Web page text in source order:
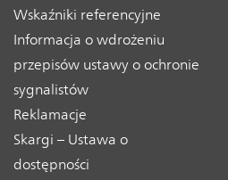
Wskaźniki referencyjne
Informacja o wdrożeniu
przepisów ustawy o ochronie
sygnalistów
Reklamacje
Skargi – Ustawa o
dostępności